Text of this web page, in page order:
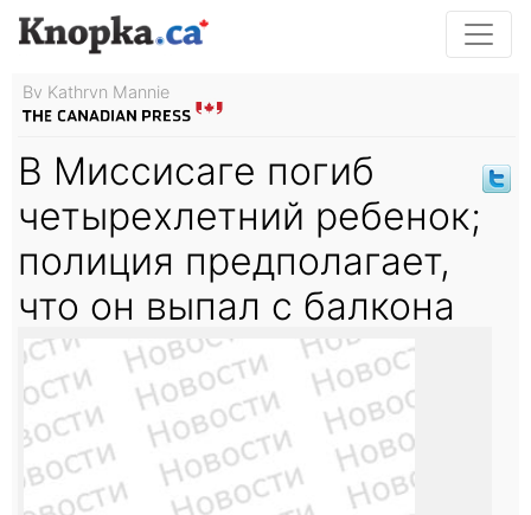
By Kathryn Mannie
В Миссисаге погиб
четырехлетний ребенок;
полиция предполагает,
что он выпал с балкона